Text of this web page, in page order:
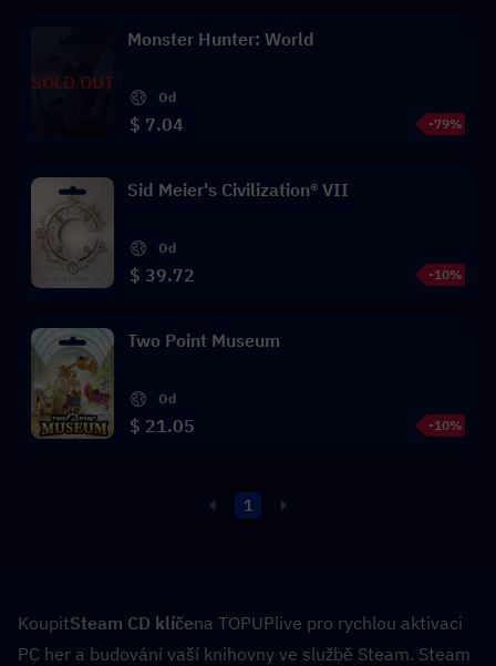
SOLD OUT
Monster Hunter: World
Od
$ 7.04 -79%
Sid Meier's Civilization® VII
Od
$ 39.72 -10%
Two Point Museum
Od
$ 21.05 -10%
1
KoupitSteam CD klíčena TOPUPlive pro rychlou aktivaci
PC her a budování vaší knihovny ve službě Steam. Steam